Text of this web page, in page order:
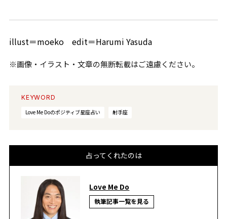
illust＝moeko edit＝Harumi Yasuda
※画像・イラスト・文章の無断転載はご遠慮ください。
KEYWORD
Love Me Doのポジティブ星座占い
射手座
占ってくれたのは
Love Me Do
執筆記事一覧を見る